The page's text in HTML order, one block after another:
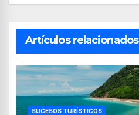
Artículos relacionados
SUCESOS TURÍSTICOS